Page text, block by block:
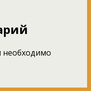
необходимо